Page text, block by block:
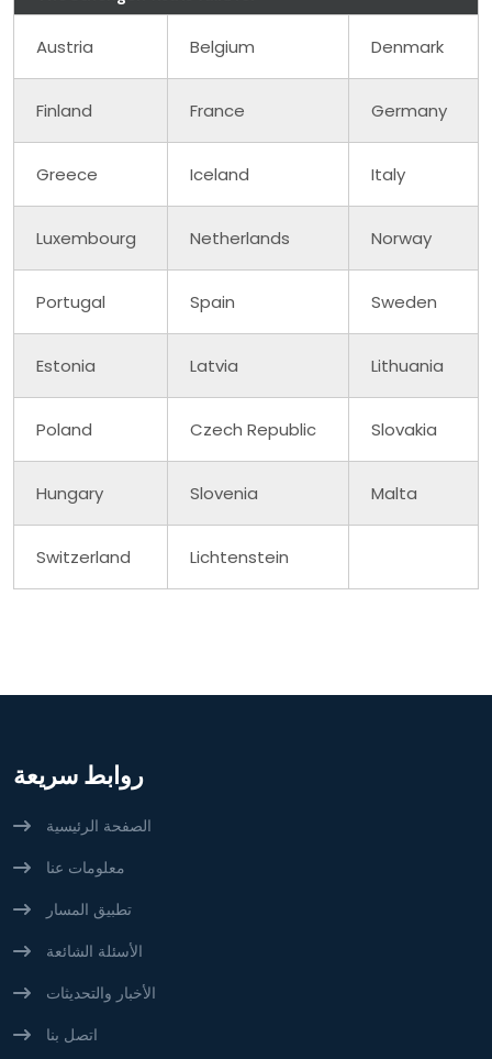
Austria Belgium Denmark
Finland France Germany
Greece Iceland Italy
Luxembourg Netherlands Norway
Portugal Spain Sweden
Estonia Latvia Lithuania
Poland Czech Republic Slovakia
Hungary Slovenia Malta
Switzerland Lichtenstein
روابط سريعة
الصفحة الرئيسية
معلومات عنا
تطبيق المسار
الأسئلة الشائعة
الأخبار والتحديثات
اتصل بنا